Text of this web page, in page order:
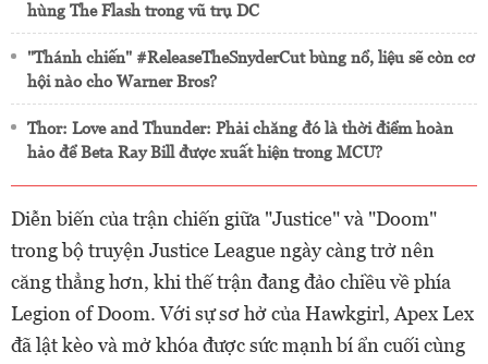
hùng The Flash trong vũ trụ DC
"Thánh chiến" #ReleaseTheSnyderCut bùng nổ, liệu sẽ còn cơ
hội nào cho Warner Bros?
Thor: Love and Thunder: Phải chăng đó là thời điểm hoàn
hảo để Beta Ray Bill được xuất hiện trong MCU?
Diễn biến của trận chiến giữa "Justice" và "Doom"
trong bộ truyện Justice League ngày càng trở nên
căng thẳng hơn, khi thế trận đang đảo chiều về phía
Legion of Doom. Với sự sơ hở của Hawkgirl, Apex Lex
đã lật kèo và mở khóa được sức mạnh bí ẩn cuối cùng